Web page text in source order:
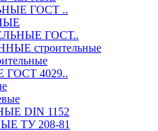
ГОСТ ..
ГОСТ..
строительные
4029..
DIN 1152
ТУ 208-81